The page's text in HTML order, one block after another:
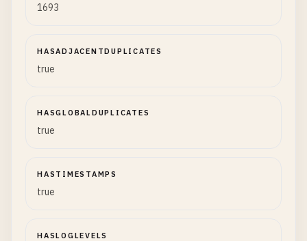
1693
HASADJACENTDUPLICATES
true
HASGLOBALDUPLICATES
true
HASTIMESTAMPS
true
HASLOGLEVELS